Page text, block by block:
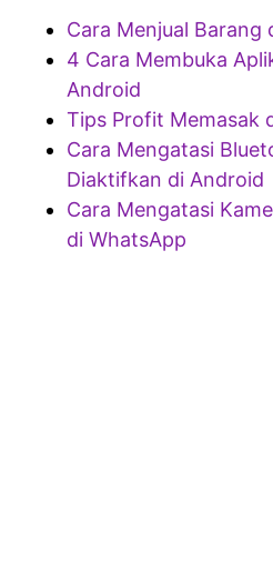
Cara Menjual Barang
4 Cara Membuka
Android
Tips Profit Memasak
Cara Mengatasi
Diaktifkan di Android
Cara Mengatasi
di WhatsApp